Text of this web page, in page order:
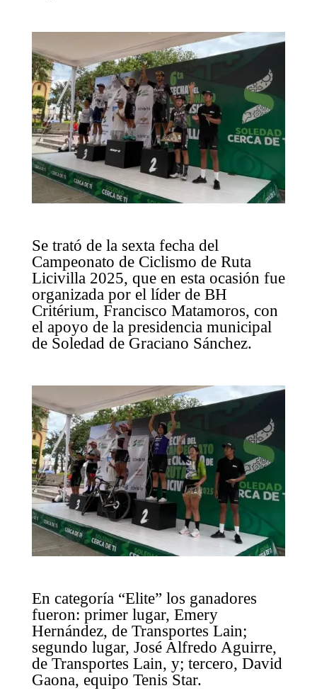
Se trató de la sexta fecha del
Campeonato de Ciclismo de Ruta
Licivilla 2025, que en esta ocasión fue
organizada por el líder de BH
Critérium, Francisco Matamoros, con
el apoyo de la presidencia municipal
de Soledad de Graciano Sánchez.
En categoría “Elite” los ganadores
fueron: primer lugar, Emery
Hernández, de Transportes Lain;
segundo lugar, José Alfredo Aguirre,
de Transportes Lain, y; tercero, David
Gaona, equipo Tenis Star.